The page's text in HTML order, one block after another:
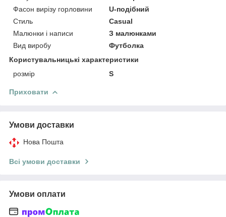
Фасон вирізу горловини
U-подібний
Стиль
Casual
Малюнки і написи
З малюнками
Вид виробу
Футболка
Користувальницькі характеристики
розмір
S
Приховати
Умови доставки
Нова Пошта
Всі умови доставки
Умови оплати